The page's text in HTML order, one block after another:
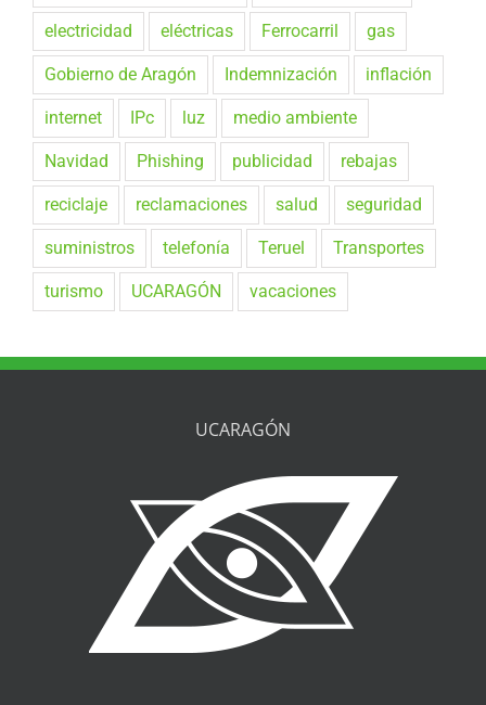
electricidad eléctricas Ferrocarril gas
Gobierno de Aragón Indemnización inflación
internet IPc luz medio ambiente
Navidad Phishing publicidad rebajas
reciclaje reclamaciones salud seguridad
suministros telefonía Teruel Transportes
turismo UCARAGÓN vacaciones
UCARAGÓN